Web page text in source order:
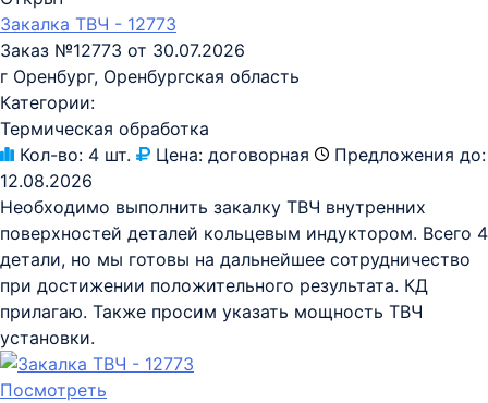
Закалка ТВЧ - 12773
Заказ №12773 от 30.07.2026
г Оренбург, Оренбургская область
Категории:
Термическая обработка
Кол-во: 4 шт. Цена: договорная
Предложения до:
12.08.2026
Необходимо выполнить закалку ТВЧ внутренних
поверхностей деталей кольцевым индуктором. Всего 4
детали, но мы готовы на дальнейшее сотрудничество
при достижении положительного результата. КД
прилагаю. Также просим указать мощность ТВЧ
установки.
Посмотреть